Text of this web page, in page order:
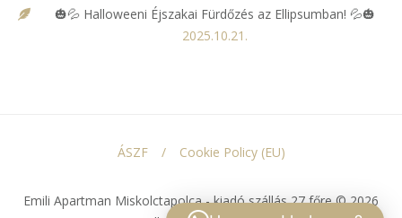
🎃💦 Halloweeni Éjszakai Fürdőzés az Ellipsumban! 💦🎃
2025.10.21.
Emili Apartman Miskolctapolca - kiadó szállás 27 főre © 2026
ÁSZF Cookie Policy (EU)